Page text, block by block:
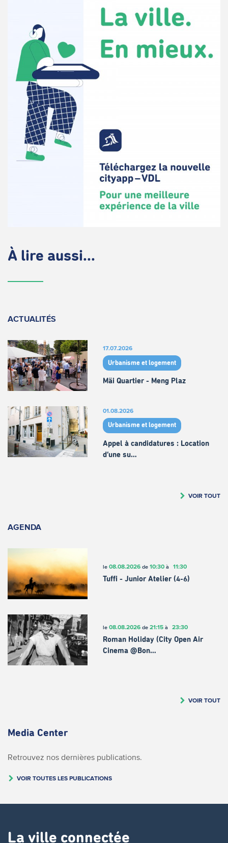
À lire aussi...
ACTUALITÉS
17.07.2026
Urbanisme et logement
Mäi Quartier - Meng Plaz
01.08.2026
Urbanisme et logement
Appel à candidatures : Location
d’une su…
VOIR TOUT
AGENDA
le 08.08.2026de 10:30à 11:30
Tuffi - Junior Atelier (4-6)
le 08.08.2026de 21:15à 23:30
Roman Holiday (City Open Air
Cinema @Bon…
VOIR TOUT
Media Center
Retrouvez nos dernières publications.
VOIR TOUTES LES PUBLICATIONS
La ville connectée